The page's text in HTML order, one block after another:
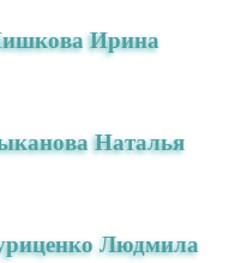
Ирина
Наталья
Людмила